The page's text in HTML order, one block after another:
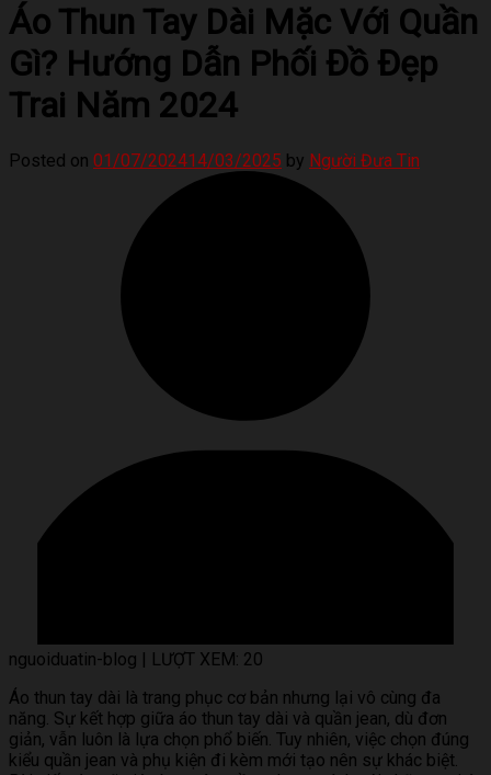
Áo Thun Tay Dài Mặc Với Quần
Gì? Hướng Dẫn Phối Đồ Đẹp
Trai Năm 2024
Posted on 01/07/202414/03/2025 by Người Đưa Tin
nguoiduatin-blog | LƯỢT XEM: 20
Áo thun tay dài là trang phục cơ bản nhưng lại vô cùng đa
năng. Sự kết hợp giữa áo thun tay dài và quần jean, dù đơn
giản, vẫn luôn là lựa chọn phổ biến. Tuy nhiên, việc chọn đúng
kiểu quần jean và phụ kiện đi kèm mới tạo nên sự khác biệt.